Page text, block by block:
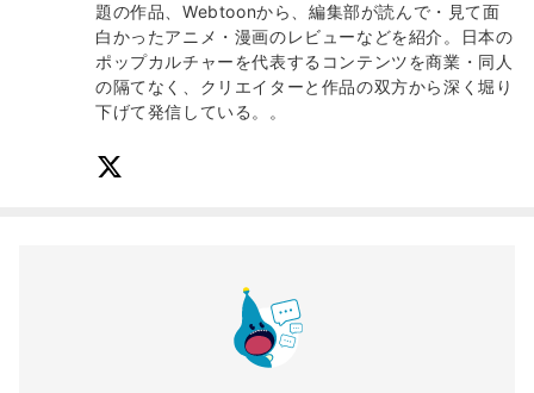
題の作品、Webtoonから、編集部が読んで・見て面
白かったアニメ・漫画のレビューなどを紹介。日本の
ポップカルチャーを代表するコンテンツを商業・同人
の隔てなく、クリエイターと作品の双方から深く堀り
下げて発信している。。